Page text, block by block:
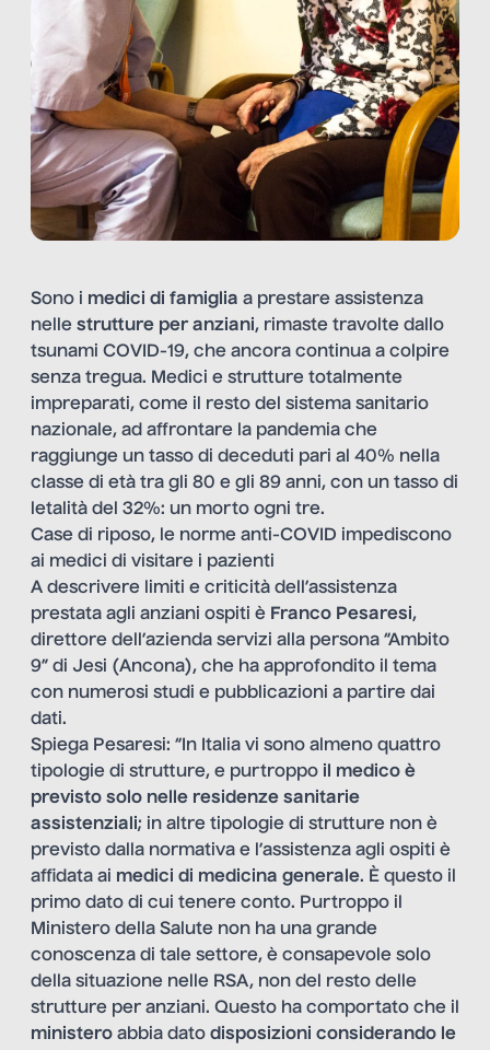
Sono i medici di famiglia a prestare assistenza
nelle strutture per anziani, rimaste travolte dallo
tsunami COVID-19, che ancora continua a colpire
senza tregua. Medici e strutture totalmente
impreparati, come il resto del sistema sanitario
nazionale, ad affrontare la pandemia che
raggiunge un tasso di deceduti pari al 40% nella
classe di età tra gli 80 e gli 89 anni, con un tasso di
letalità del 32%: un morto ogni tre.
Case di riposo, le norme anti-COVID impediscono
ai medici di visitare i pazienti
A descrivere limiti e criticità dell’assistenza
prestata agli anziani ospiti è Franco Pesaresi,
direttore dell’azienda servizi alla persona “Ambito
9” di Jesi (Ancona), che ha approfondito il tema
con numerosi studi e pubblicazioni a partire dai
dati.
Spiega Pesaresi: “In Italia vi sono almeno quattro
tipologie di strutture, e purtroppo il medico è
previsto solo nelle residenze sanitarie
assistenziali; in altre tipologie di strutture non è
previsto dalla normativa e l’assistenza agli ospiti è
affidata ai medici di medicina generale. È questo il
primo dato di cui tenere conto. Purtroppo il
Ministero della Salute non ha una grande
conoscenza di tale settore, è consapevole solo
della situazione nelle RSA, non del resto delle
strutture per anziani. Questo ha comportato che il
ministero abbia dato disposizioni considerando le